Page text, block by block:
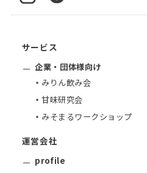
サービス
企業・団体様向け
みりん飲み会
甘味研究会
みそまるワークショップ
運営会社
profile